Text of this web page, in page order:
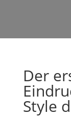
Der
Style